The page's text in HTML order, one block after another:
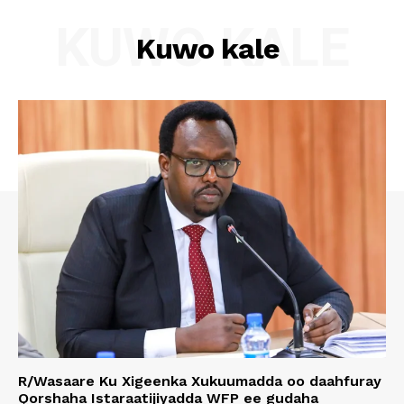
Kuwo kale
KUWO KALE
R/Wasaare Ku Xigeenka Xukuumadda oo daahfuray
Qorshaha Istaraatijiyadda WFP ee gudaha